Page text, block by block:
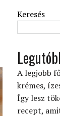
Keresés
A legjobb
krémes,
Így lesz
recept,